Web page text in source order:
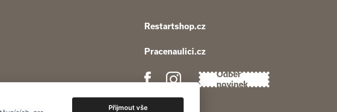
Restartshop.cz
Pracenaulici.cz
Odběr
novinek
Přijmout vše